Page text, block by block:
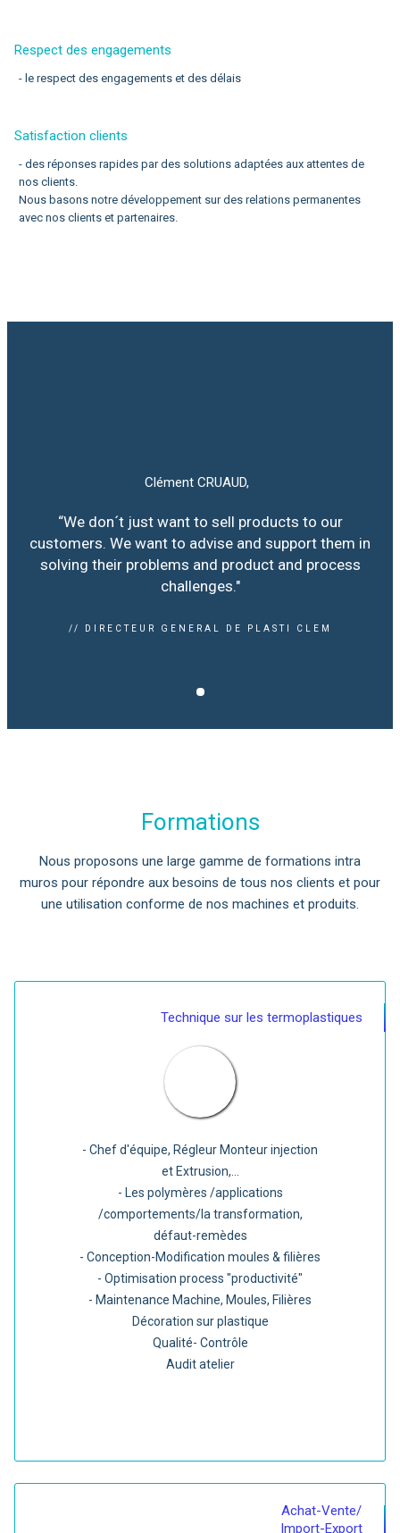
Respect des engagements
- le respect des engagements et des délais
Satisfaction clients
- des réponses rapides par des solutions adaptées aux attentes de
nos clients.
Nous basons notre développement sur des relations permanentes
avec nos clients et partenaires.
Clément CRUAUD,
“We don´t just want to sell products to our
customers. We want to advise and support them in
solving their problems and product and process
challenges."
// DIRECTEUR GENERAL DE PLASTI CLEM
Formations
Nous proposons une large gamme de formations intra
muros pour répondre aux besoins de tous nos clients et pour
une utilisation conforme de nos machines et produits.
- Chef d'équipe, Régleur Monteur injection
et Extrusion,...
- Les polymères /applications
/comportements/la transformation,
défaut-remèdes
- Conception-Modification moules & filières
- Optimisation process "productivité"
- Maintenance Machine, Moules, Filières
Décoration sur plastique
Qualité- Contrôle
Audit atelier
Technique sur les termoplastiques
Achat-Vente/
Import-Export